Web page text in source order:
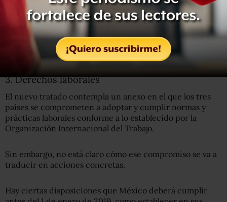
De este modo, se mantiene (o incluso podría
encarecerse) el precio final para los consumidores,
puesto que los genéricos suelen ser más baratos que los
medicamentos de marca.
3. Derechos laborales
El nuevo tratado contempla un anexo en el que los tres
países se comprometen a adoptar y cumplir normas y
prácticas laborales conforme a lo establecido por la
Organización Internacional del Trabajo.
Sin embargo, no está claro cómo ese compromiso se va a
traducir en acciones concretas.
Hay ciertas disposiciones que México deberá cumplir